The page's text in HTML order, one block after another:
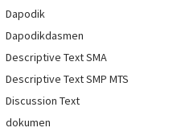
Dapodik
Dapodikdasmen
Descriptive Text SMA
Descriptive Text SMP MTS
Discussion Text
dokumen